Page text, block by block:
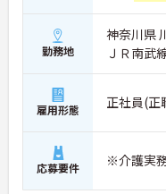
により、先々の予定が立
間をしっかりと確保でき
【専門資格を活かした
形成が期待できます】
・資格手当が支給される
・サービス提供責任者や
も目指せます
勤務地
神奈川県
ＪＲ南武
雇用形態 正社員(正
応募要件 ※介護実